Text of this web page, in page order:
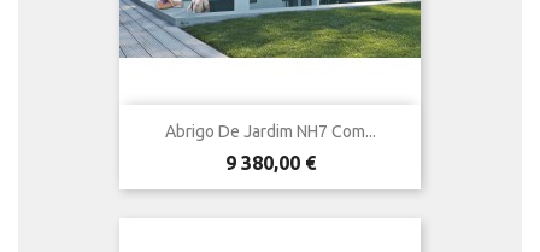
Abrigo De Jardim NH7 Com...
Preço
9 380,00 €